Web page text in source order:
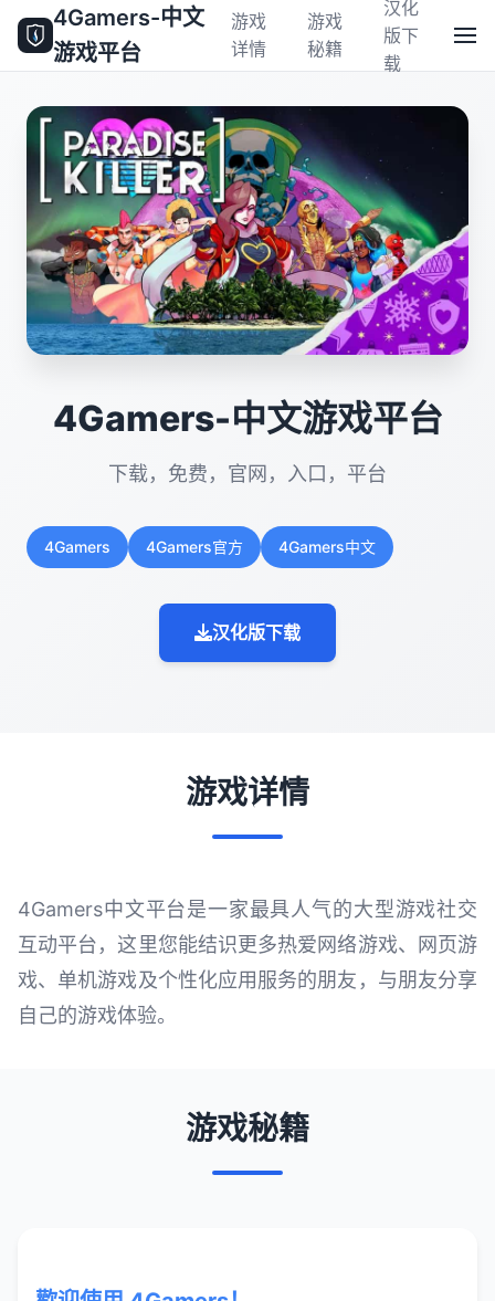
4Gamers-中文
游戏平台
游戏
详情
游戏
秘籍
汉化
版下
载
4Gamers-中文游戏平台
下载，免费，官网，入口，平台
4Gamers 4Gamers官方 4Gamers中文
汉化版下载
游戏详情
4Gamers中文平台是一家最具人气的大型游戏社交
互动平台，这里您能结识更多热爱网络游戏、网页游
戏、单机游戏及个性化应用服务的朋友，与朋友分享
自己的游戏体验。
游戏秘籍